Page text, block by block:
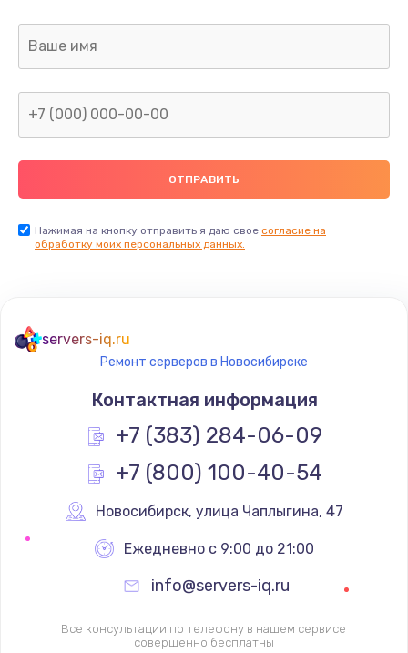
Нажимая на кнопку отправить я даю свое согласие на
обработку моих персональных данных.
servers-iq.ru
Ремонт серверов в Новосибирске
Контактная информация
+7 (383) 284-06-09
+7 (800) 100-40-54
Новосибирск, улица Чаплыгина, 47
Ежедневно с 9:00 до 21:00
info@servers-iq.ru
Все консультации по телефону в нашем сервисе
совершенно бесплатны